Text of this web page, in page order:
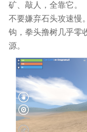
矿、敲人，全靠它。
不要嫌弃石头攻速慢
钩，拳头撸树几乎零
源。